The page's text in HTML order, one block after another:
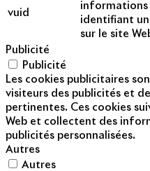
vuid
informations
identifiant
sur le site
Publicité
Publicité
Les cookies publicitaires
visiteurs des publicités et
pertinentes. Ces cookies
Web et collectent des
publicités personnalisées.
Autres
Autres